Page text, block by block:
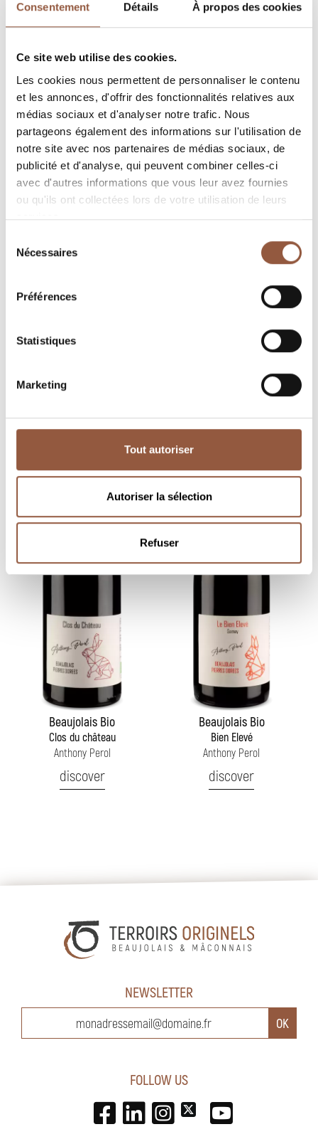
Consentement Détails À propos des cookies
Ce site web utilise des cookies.
Les cookies nous permettent de personnaliser le contenu
et les annonces, d'offrir des fonctionnalités relatives aux
médias sociaux et d'analyser notre trafic. Nous
partageons également des informations sur l'utilisation de
notre site avec nos partenaires de médias sociaux, de
publicité et d'analyse, qui peuvent combiner celles-ci
avec d'autres informations que vous leur avez fournies
ou qu'ils ont collectées lors de votre utilisation de leurs
services.
Nécessaires
Préférences
Statistiques
Marketing
Tout autoriser
Autoriser la sélection
Refuser
Jean-Yves Sonnery
Domaine de la Revol
Beaujolais Bio
Clos du château
Anthony Perol
discover
Beaujolais Bio
Bien Elevé
Anthony Perol
discover
NEWSLETTER
FOLLOW US